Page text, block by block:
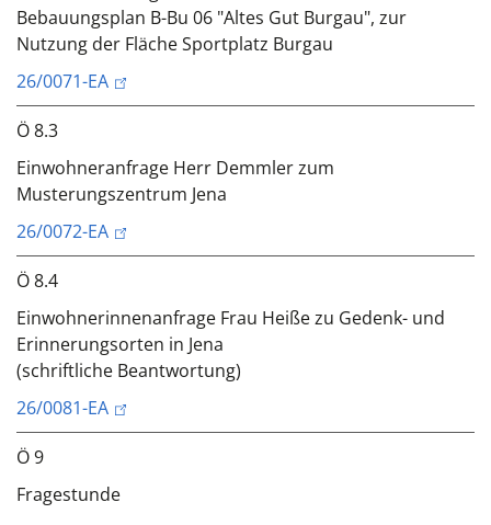
Bebauungsplan B-Bu 06 "Altes Gut Burgau", zur
Nutzung der Fläche Sportplatz Burgau
26/0071-EA
Ö 8.3
Einwohneranfrage Herr Demmler zum
Musterungszentrum Jena
26/0072-EA
Ö 8.4
Einwohnerinnenanfrage Frau Heiße zu Gedenk- und
Erinnerungsorten in Jena
(schriftliche Beantwortung)
26/0081-EA
Ö 9
Fragestunde